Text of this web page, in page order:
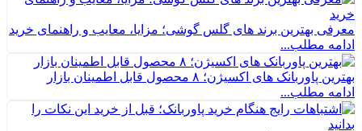
معرفی بهترین برند های گلس گوشی؛ مزایا، معایب و راهنمای خرید
ادامه مطلب...
بهترین پاوربانک های اکسیژن؛ ۸ محصول قابل اطمینان بازار
ادامه مطلب...